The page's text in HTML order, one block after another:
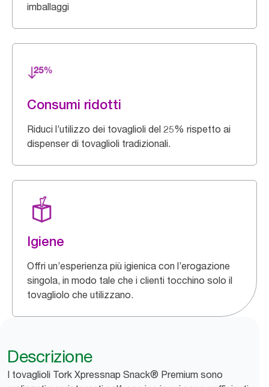
imballaggi
Consumi ridotti
Riduci l’utilizzo dei tovaglioli del 25% rispetto ai
dispenser di tovaglioli tradizionali.
Igiene
Offri un’esperienza più igienica con l’erogazione
singola, in modo tale che i clienti tocchino solo il
tovagliolo che utilizzano.
Descrizione
I tovaglioli Tork Xpressnap Snack® Premium sono